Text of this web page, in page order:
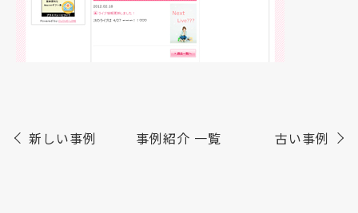
新しい事例 事例紹介 一覧 古い事例